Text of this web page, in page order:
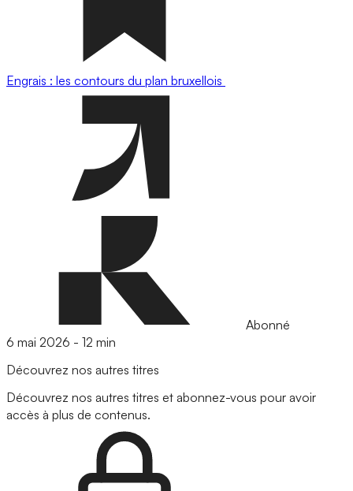
Engrais : les contours du plan bruxellois
Abonné
6 mai 2026 - 12 min
Découvrez nos autres titres
Découvrez nos autres titres et abonnez-vous pour avoir
accès à plus de contenus.